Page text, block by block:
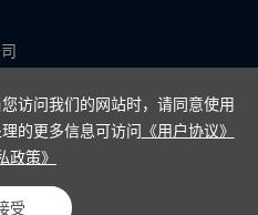
访问我们的网站时，请同意使用
的更多信息可访问 《用户协议》
政策》
受
号-9
© 2024